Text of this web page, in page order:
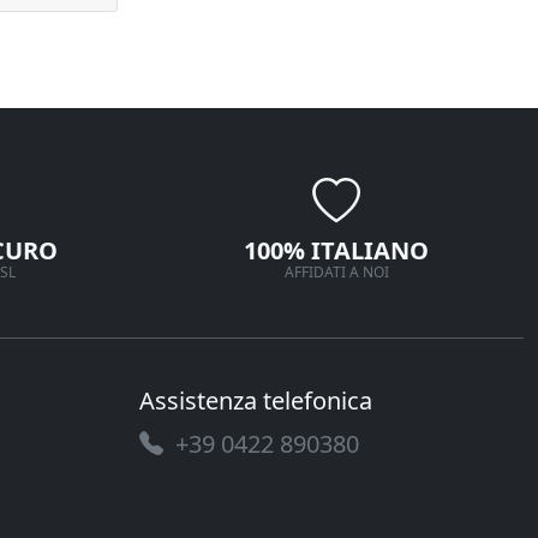
100% ITALIANO
AFFIDATI A NOI
Assistenza telefonica
+39 0422 890380